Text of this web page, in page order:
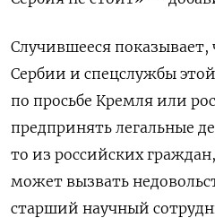
Случившееся
Сербии и спецслужбы
по просьбе Кремля или
предпринять легальные
то из российских
может вызвать
старший научный